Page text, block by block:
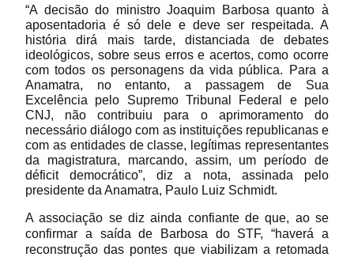
“A decisão do ministro Joaquim Barbosa quanto à
aposentadoria é só dele e deve ser respeitada. A
história dirá mais tarde, distanciada de debates
ideológicos, sobre seus erros e acertos, como ocorre
com todos os personagens da vida pública. Para a
Anamatra, no entanto, a passagem de Sua
Excelência pelo Supremo Tribunal Federal e pelo
CNJ, não contribuiu para o aprimoramento do
necessário diálogo com as instituições republicanas e
com as entidades de classe, legítimas representantes
da magistratura, marcando, assim, um período de
déficit democrático”, diz a nota, assinada pelo
presidente da Anamatra, Paulo Luiz Schmidt.
A associação se diz ainda confiante de que, ao se
confirmar a saída de Barbosa do STF, “haverá a
reconstrução das pontes que viabilizam a retomada